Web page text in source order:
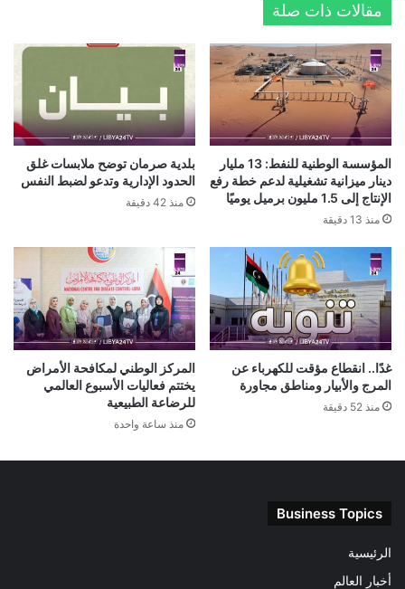
مقالات ذات صلة
المؤسسة الوطنية للنفط: 13 مليار
دينار ميزانية تشغيلية لدعم خطة رفع
الإنتاج إلى 1.5 مليون برميل يوميًا
منذ 13 دقيقة
بلدية صرمان توضح ملابسات غلق
الحدود الإدارية وتدعو لضبط النفس
منذ 42 دقيقة
غدًا.. انقطاع مؤقت للكهرباء عن
المرج والأبيار ومناطق مجاورة
منذ 52 دقيقة
المركز الوطني لمكافحة الأمراض
يختتم فعاليات الأسبوع العالمي
للرضاعة الطبيعية
منذ ساعة واحدة
Business Topics
الرئيسية
أخبار العالم